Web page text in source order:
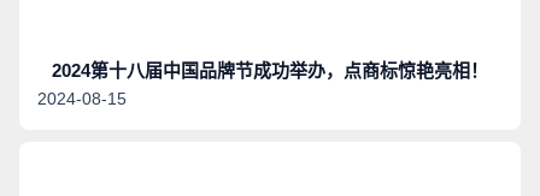
2024第十八届中国品牌节成功举办，点商标惊艳亮相！
2024-08-15